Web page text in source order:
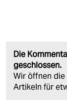
Die
geschlossen.
Wir öffnen
Artikeln für